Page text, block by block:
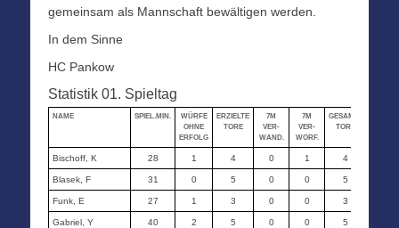
gemeinsam als Mannschaft bewältigen werden.
In dem Sinne
HC Pankow
Statistik 01. Spieltag
NAME SPIEL.MIN.
WÜRFE
OHNE
ERFOLG
ERZIELTE
TORE
7M
VER-
WAND.
7M
VER-
WORF.
GESAMT-
TORE
Bischoff, K 28 1 4 0 1 4
Blasek, F 31 0 5 0 0 5
Funk, E 27 1 3 0 0 3
Gabriel, Y 40 2 5 0 0 5